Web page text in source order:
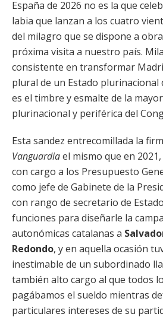
España de 2026 no es la que
labia que lanzan a los cuatro
del milagro que se dispone a
próxima visita a nuestro país.
consistente en transformar
plural de un Estado plurinacional
es el timbre y esmalte de la
plurinacional y periférica del
Esta sandez entrecomillada la
Vanguardiael mismo que en
con cargo a los Presupuesto
como jefe de Gabinete de la
con rango de secretario de
funciones para diseñarle la
autonómicas catalanas a
Redondo, y en aquella ocasión
inestimable de un subordinado
también alto cargo al que todos
pagábamos el sueldo mientras
particulares intereses de su